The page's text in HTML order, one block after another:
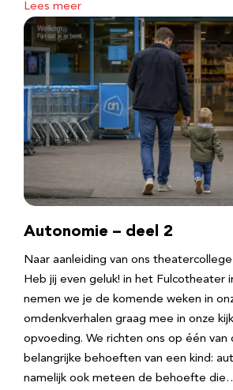
Lees meer
Autonomie – deel 2
Naar aanleiding van ons
Heb jij even geluk! in het Fulcotheater
nemen we je de komende weken in
omdenkverhalen graag mee in onze
opvoeding. We richten ons op één van
belangrijke behoeften van een kind:
namelijk ook meteen de behoefte